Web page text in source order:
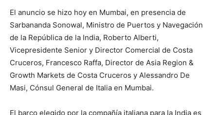
El anuncio se hizo hoy en Mumbai, en presencia de
Sarbananda Sonowal, Ministro de Puertos y Navegación
de la República de la India, Roberto Alberti,
Vicepresidente Senior y Director Comercial de Costa
Cruceros, Francesco Raffa, Director de Asia Region &
Growth Markets de Costa Cruceros y Alessandro De
Masi, Cónsul General de Italia en Mumbai.
El barco elegido por la compañía italiana para la India es